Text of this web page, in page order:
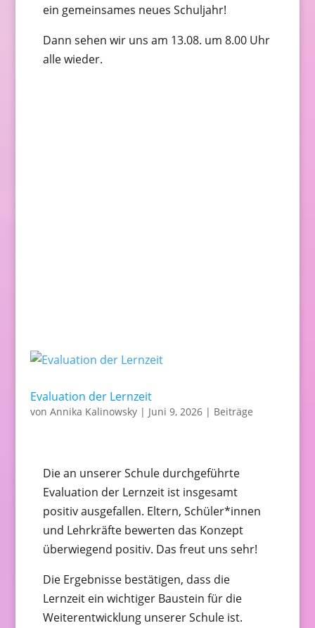
ein gemeinsames neues Schuljahr!
Dann sehen wir uns am 13.08. um 8.00 Uhr
alle wieder.
Evaluation der Lernzeit
von Annika Kalinowsky| Juni 9, 2026| Beiträge
Die an unserer Schule durchgeführte
Evaluation der Lernzeit ist insgesamt
positiv ausgefallen. Eltern, Schüler*innen
und Lehrkräfte bewerten das Konzept
überwiegend positiv. Das freut uns sehr!
Die Ergebnisse bestätigen, dass die
Lernzeit ein wichtiger Baustein für die
Weiterentwicklung unserer Schule ist.